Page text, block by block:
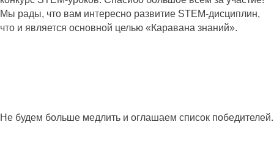
Мы рады, что вам интересно развитие STEM-дисциплин,
что и является основной целью «Каравана знаний».
Не будем больше медлить и оглашаем список победителей.